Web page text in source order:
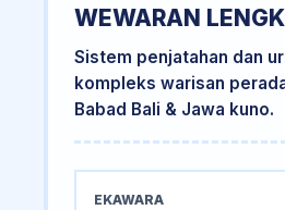
WEWARAN
Sistem penjatahan dan
kompleks warisan
Babad Bali & Jawa kuno.
EKAWARA